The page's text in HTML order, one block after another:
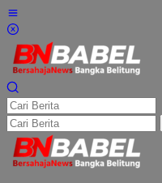
Lewati
ke
konten